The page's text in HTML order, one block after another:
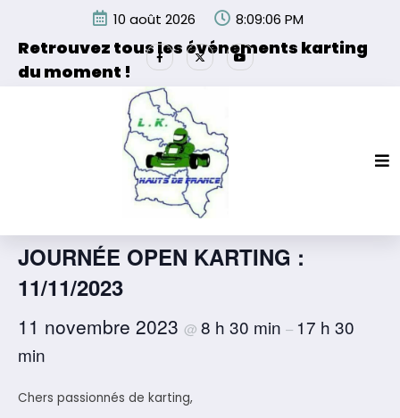
contenu
10 août 2026 8:09:06 PM
Retrouvez tous les événements karting
du moment !
Les événements organisés par la Ligue de Karting des
Hauts de France et de ses partenaires.
« Tous les Évènements
Cet évènement est passé.
JOURNÉE OPEN KARTING :
11/11/2023
11 novembre 2023 @ 8 h 30 min – 17 h 30
min
Chers passionnés de karting,